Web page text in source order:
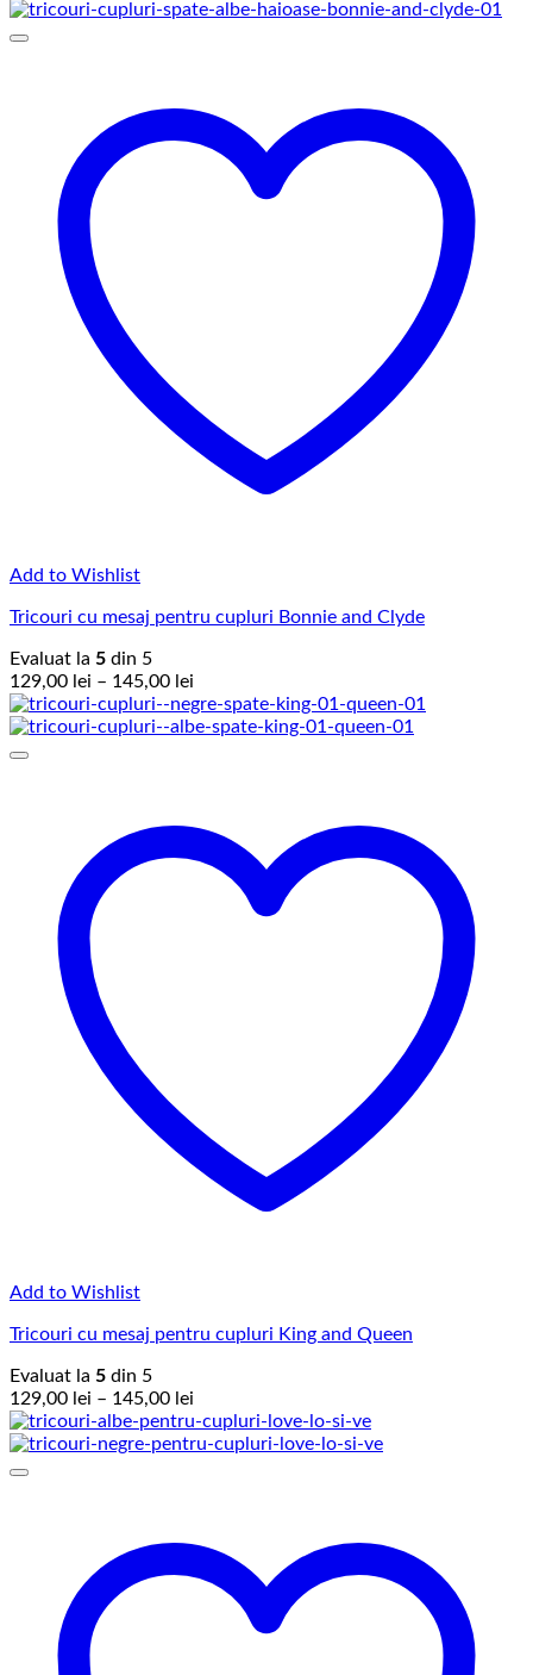
prețuri:
Add to Wishlist
Tricouri cu mesaj pentru cupluri Bonnie and Clyde
Evaluat la 5 din 5
129,00 lei – 145,00 lei
de
prețuri:
Add to Wishlist
Tricouri cu mesaj pentru cupluri King and Queen
Evaluat la 5 din 5
129,00 lei – 145,00 lei
de
prețuri: